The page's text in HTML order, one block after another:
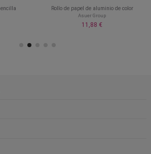
Rollo de papel de aluminio de color
Asuer Group
11,88 €